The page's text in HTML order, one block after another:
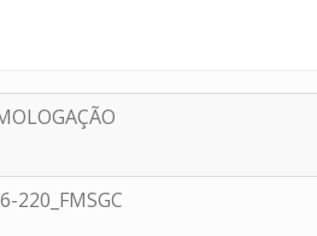
220_FMSGC